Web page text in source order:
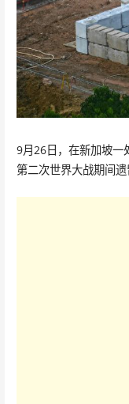
9月26日，在新加坡一
第二次世界大战期间